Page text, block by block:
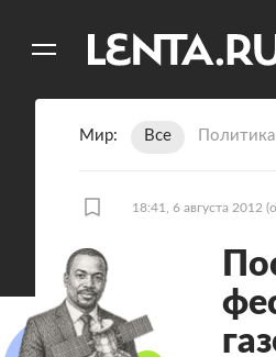
Мир Все Политика
18:41, 6 августа 2012